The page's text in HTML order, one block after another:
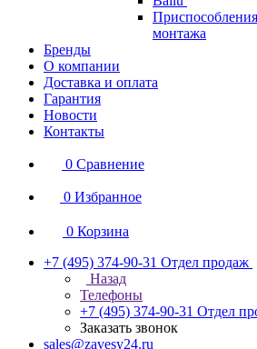
монтажа
Бренды
О компании
Доставка и оплата
Гарантия
Новости
Контакты
0 Сравнение
0 Избранное
0 Корзина
+7 (495) 374-90-31 Отдел продаж
Назад
Телефоны
+7 (495) 374-90-31 Отдел
Заказать звонок
sales@zavesy24.ru